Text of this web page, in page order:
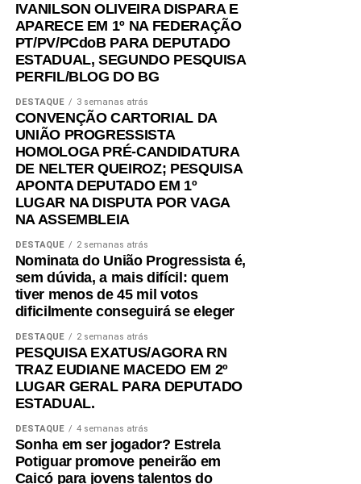
IVANILSON OLIVEIRA DISPARA E
APARECE EM 1º NA FEDERAÇÃO
PT/PV/PCdoB PARA DEPUTADO
ESTADUAL, SEGUNDO PESQUISA
PERFIL/BLOG DO BG
DESTAQUE 3 semanas atrás
CONVENÇÃO CARTORIAL DA
UNIÃO PROGRESSISTA
HOMOLOGA PRÉ-CANDIDATURA
DE NELTER QUEIROZ; PESQUISA
APONTA DEPUTADO EM 1º
LUGAR NA DISPUTA POR VAGA
NA ASSEMBLEIA
DESTAQUE 2 semanas atrás
Nominata do União Progressista é,
sem dúvida, a mais difícil: quem
tiver menos de 45 mil votos
dificilmente conseguirá se eleger
DESTAQUE 2 semanas atrás
PESQUISA EXATUS/AGORA RN
TRAZ EUDIANE MACEDO EM 2º
LUGAR GERAL PARA DEPUTADO
ESTADUAL.
DESTAQUE 4 semanas atrás
Sonha em ser jogador? Estrela
Potiguar promove peneirão em
Caicó para jovens talentos do